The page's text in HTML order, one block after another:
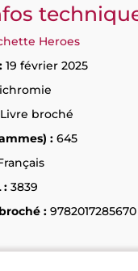
Heroes
19 février 2025
Livre broché
: 645
: 3839
: 9782017285670